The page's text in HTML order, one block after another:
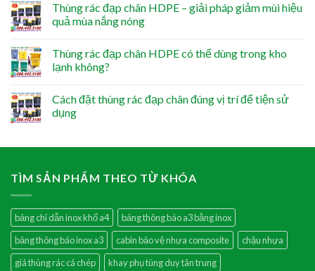
Thùng rác đạp chân HDPE – giải pháp giảm mùi hiệu
quả mùa nắng nóng
Thùng rác đạp chân HDPE có thể dùng trong kho
lạnh không?
Cách đặt thùng rác đạp chân đúng vị trí để tiện sử
dụng
TÌM SẢN PHẨM THEO TỪ KHÓA
bảng chỉ dẫn inox khổ a4
bảng thông báo a3 bằng inox
bảng thông báo inox a3
cabin bảo vệ nhựa composite
chậu nhựa
giá thùng rác cá chép
khay phụ tùng duy tân trung